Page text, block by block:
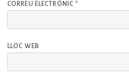
CORREU ELECTRÒNIC *
LLOC WEB